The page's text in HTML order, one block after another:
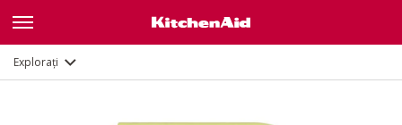
ExplorațiDescriere